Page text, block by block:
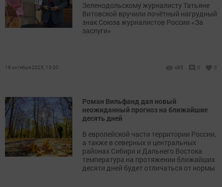
Зеленодольскому журналисту Татьяне
Витовской вручили почётный нагрудный
знак Союза журналистов России «За
заслуги»
18 октября 2025, 15:00 485 0 0
Роман Вильфанд дал новый
неожиданный прогноз на ближайшие
десять дней
В европейской части территории России,
а также в северных и центральных
районах Сибири и Дальнего Востока
температура на протяжении ближайших
десяти дней будет отличаться от нормы